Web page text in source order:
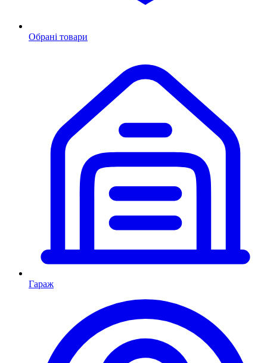
Обрані товари
Гараж